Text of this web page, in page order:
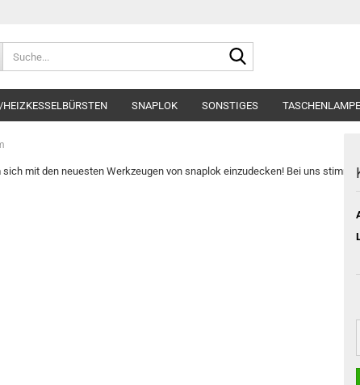
HEIZKESSELBÜRSTEN SNAPLOK SONSTIGES
mit den neuesten Werkzeugen von snaplok einzudecken! Bei uns stimmt